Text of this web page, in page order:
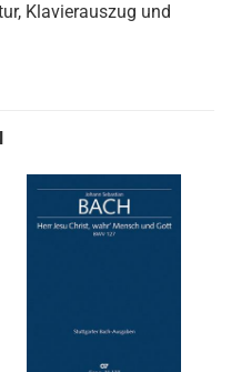
Klavierauszug und